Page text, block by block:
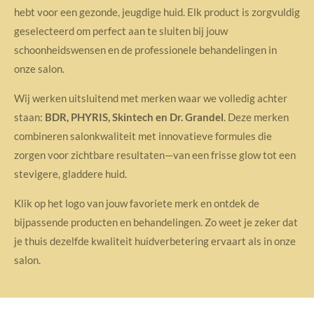
hebt voor een gezonde, jeugdige huid. Elk product is zorgvuldig
geselecteerd om perfect aan te sluiten bij jouw
schoonheidswensen en de professionele behandelingen in
onze salon.
Wij werken uitsluitend met merken waar we volledig achter
staan: BDR, PHYRIS, Skintech en Dr. Grandel. Deze merken
combineren salonkwaliteit met innovatieve formules die
zorgen voor zichtbare resultaten—van een frisse glow tot een
stevigere, gladdere huid.
Klik op het logo van jouw favoriete merk en ontdek de
bijpassende producten en behandelingen. Zo weet je zeker dat
je thuis dezelfde kwaliteit huidverbetering ervaart als in onze
salon.